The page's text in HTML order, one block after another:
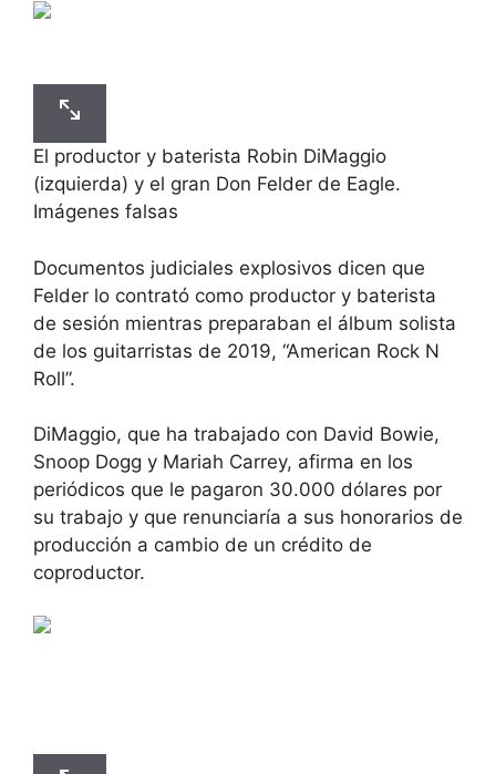
El productor y baterista Robin DiMaggio
(izquierda) y el gran Don Felder de Eagle.
Imágenes falsas
Documentos judiciales explosivos dicen que
Felder lo contrató como productor y baterista
de sesión mientras preparaban el álbum solista
de los guitarristas de 2019, “American Rock N
Roll”.
DiMaggio, que ha trabajado con David Bowie,
Snoop Dogg y Mariah Carrey, afirma en los
periódicos que le pagaron 30.000 dólares por
su trabajo y que renunciaría a sus honorarios de
producción a cambio de un crédito de
coproductor.